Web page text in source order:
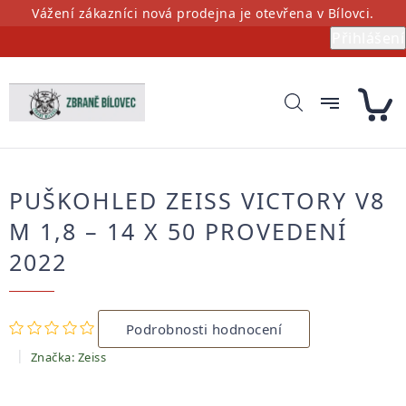
PřejítVážení zákazníci nová prodejna je otevřena v Bílovci.
PUŠKOHLED ZEISS VICTORY V8
M 1,8 – 14 X 50 PROVEDENÍ
2022
Průměrné
hodnocení
produktu
je
Podrobnosti hodnocení
Značka: Zeiss